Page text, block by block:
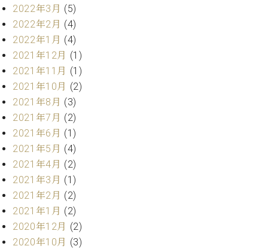
ト
ラ
デ
ィ
シ
ョ
ン
W.
ホ
フ
マ
ン
ヴ
ィ
ジ
ョ
ン
タ
ー
ス
タ
フ
ご
挨
拶
技
者
紹
介
展示
情報
【ユ
2022年3月 (5)
2022年2月 (4)
2022年1月 (4)
2021年12月 (1)
2021年11月 (1)
2021年10月 (2)
2021年8月 (3)
2021年7月 (2)
2021年6月 (1)
2021年5月 (4)
2021年4月 (2)
2021年3月 (1)
2021年2月 (2)
2021年1月 (2)
2020年12月 (2)
2020年10月 (3)